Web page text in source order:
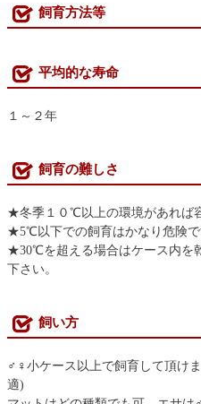
飼育方法等
平均的な寿命
１～２年
飼育の難しさ
★冬季１０℃以上の環境があれば
★5℃以下での飼育はかなり危険で
★30℃を超える場合はケース内を
下さい。
飼い方
♂♀小ケース以上で飼育して頂け
適)